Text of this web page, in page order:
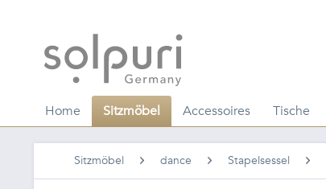
Home Sitzmöbel Accessoires Tische
Sitzmöbel dance Stapelsessel